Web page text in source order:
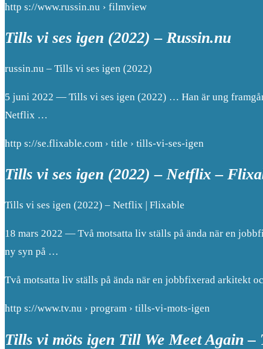
http s://www.russin.nu › filmview
Tills vi ses igen (2022) – Russin.nu
russin.nu – Tills vi ses igen (2022)
5 juni 2022 — Tills vi ses igen (2022) … Han är ung
Netflix …
http s://se.flixable.com › title › tills-vi-ses-igen
Tills vi ses igen (2022) – Netflix –
Tills vi ses igen (2022) – Netflix | Flixable
18 mars 2022 — Två motsatta liv ställs på ända när en
ny syn på …
Två motsatta liv ställs på ända när en jobbfixerad arkitekt
http s://www.tv.nu › program › tills-vi-mots-igen
Tills vi möts igen Till We Meet Again –